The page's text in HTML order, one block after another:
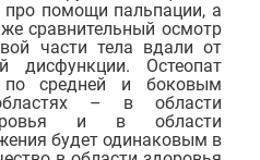
помощи пальпации, а
сравнительный осмотр
части тела вдали от
дисфункции. Остеопат
по средней и боковым
– в области
и в области
будет одинаковым в